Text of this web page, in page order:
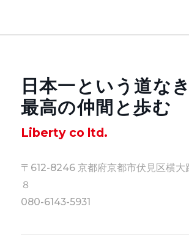
日本一という道な
最高の仲間と歩む
Liberty co ltd.
〒612-8246 京都府京都市伏見区横大
８
080-6143-5931